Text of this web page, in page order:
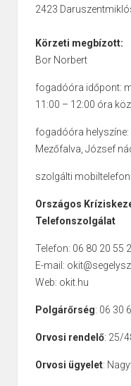
2423
Körzeti megbízott:
Bor Norbert
fogadóóra időpont:
11:00 – 12:00 óra
fogadóóra
Mezőfalva, József
szolgálti
Országos
Telefonszolgálat
Telefon: 06 80 20 55
E-mail:
Web: okit.hu
Polgárőrség: 06 30
Orvosi rendelő: 25/
Orvosi ügyelet: